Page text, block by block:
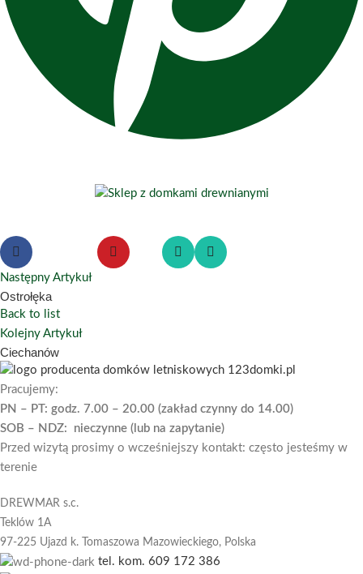
Następny Artykuł
Ostrołęka
Back to list
Kolejny Artykuł
Ciechanów
Pracujemy:
PN – PT: godz. 7.00 – 20.00 (zakład czynny do 14.00)
SOB – NDZ: nieczynne (lub na zapytanie)
Przed wizytą prosimy o wcześniejszy kontakt: często jesteśmy w
terenie
DREWMAR s.c.
Teklów 1A
97-225 Ujazd k. Tomaszowa Mazowieckiego, Polska
tel. kom. 609 172 386